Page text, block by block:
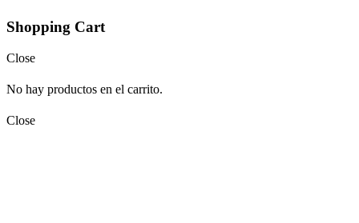
Shopping Cart
Close
No hay productos en el carrito.
Close